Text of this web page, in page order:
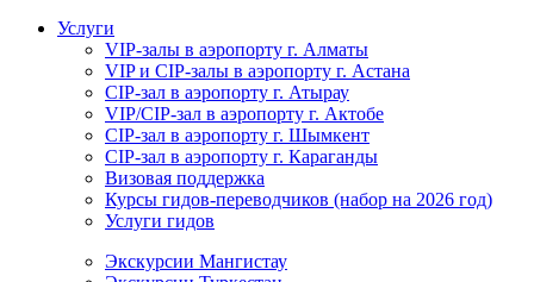
Услуги
VIP-залы в аэропорту г. Алматы
VIP и CIP-залы в аэропорту г. Астана
CIP-зал в аэропорту г. Атырау
VIP/CIP-зал в аэропорту г. Актобе
CIP-зал в аэропорту г. Шымкент
CIP-зал в аэропорту г. Караганды
Визовая поддержка
Курсы гидов-переводчиков (набор на 2026 год)
Услуги гидов
Экскурсии Мангистау